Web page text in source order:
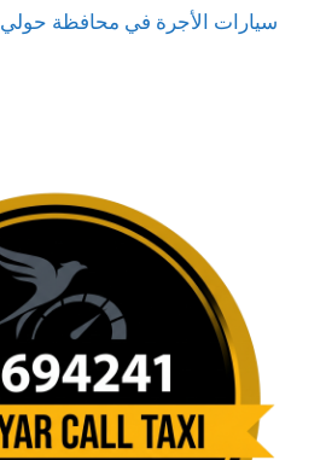
سيارات الأجرة في محافظة حولي